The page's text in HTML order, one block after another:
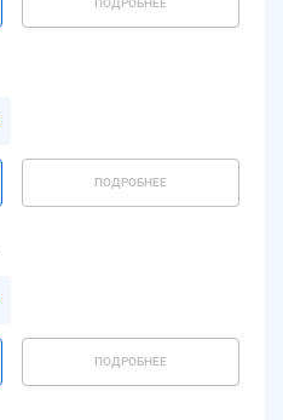
ПОДРОБНЕЕ
ПОДРОБНЕЕ
ПОДРОБНЕЕ